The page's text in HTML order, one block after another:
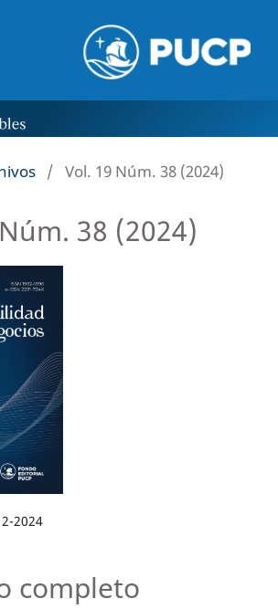
/ Vol. 19 Núm. 38 (2024)
38 (2024)
2024
completo